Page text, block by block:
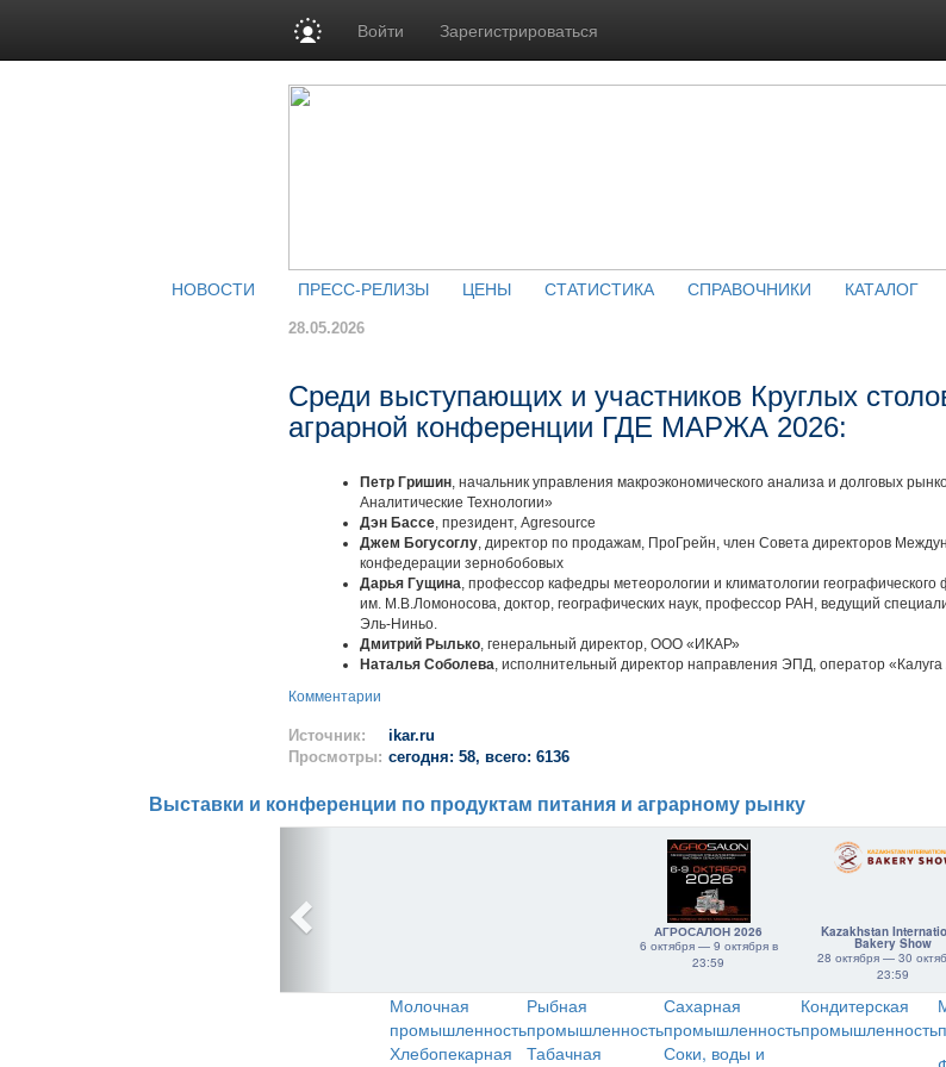
Войти Зарегистрироваться
НОВОСТИ ПРЕСС-РЕЛИЗЫ ЦЕНЫ СТАТИСТИКА СПРАВОЧНИКИ КАТАЛОГ
28.05.2026
Среди выступающих и участников Круглых
аграрной конференции ГДЕ МАРЖА 2026:
Петр Гришин, начальник управления макроэкономического анализа и долговых
Аналитические Технологии»
Дэн Бассе, президент, Agresource
Джем Богусоглу, директор по продажам, ПроГрейн, член Совета директоров
конфедерации зернобобовых
Дарья Гущина, профессор кафедры метеорологии и климатологии географического
им. М.В.Ломоносова, доктор, географических наук, профессор РАН, ведущий
Эль-Ниньо.
Дмитрий Рылько, генеральный директор, ООО «ИКАР»
Наталья Соболева, исполнительный директор направления ЭПД, оператор «Калуга
Комментарии
Источник:
ikar.ru
Просмотры: сегодня: 58, всего: 6136
Выставки и конференции по продуктам питания и аграрному рынку
АГРОСАЛОН 2026
6 октября — 9 октября в
23:59
Kazakhstan
Bakery Show
28 октября — 30
23:59
Молочная
промышленность
Рыбная
промышленность
Сахарная
промышленность
Кондитерская
промышленность
Хлебопекарная
Табачная
Соки, воды и